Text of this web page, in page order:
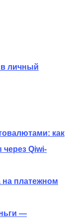
личный
как
Qiwi-
на платежном
—